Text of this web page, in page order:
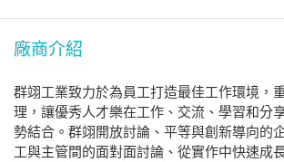
廠商介紹
群翊工業致力於為員工打造最佳工作環境，
理，讓優秀人才樂在工作、交流、學習和分
勢結合。群翊開放討論、平等與創新導向的
工與主管間的面對面討論、從實作中快速成